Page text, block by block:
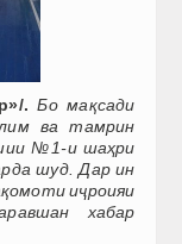
. Бо мақсади
ва тамрин
№1-и шаҳри
шуд. Дар ин
иҷроияи
хабар